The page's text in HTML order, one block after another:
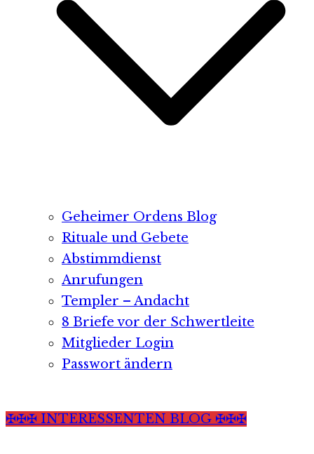
Geheimer Ordens Blog
Rituale und Gebete
Abstimmdienst
Anrufungen
Templer – Andacht
8 Briefe vor der Schwertleite
Mitglieder Login
Passwort ändern
✠✠✠ INTERESSENTEN BLOG ✠✠✠